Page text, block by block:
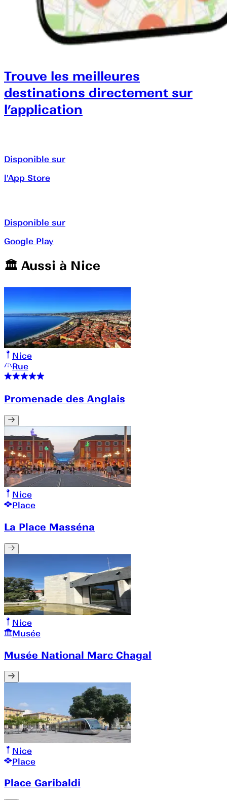
Trouve les meilleures
destinations directement sur
l’application
Disponible sur
l'App Store
Disponible sur
Google Play
🏛️️ Aussi à Nice
Nice
Rue
Promenade des Anglais
Nice
Place
La Place Masséna
Nice
Musée
Musée National Marc Chagal
Nice
Place
Place Garibaldi